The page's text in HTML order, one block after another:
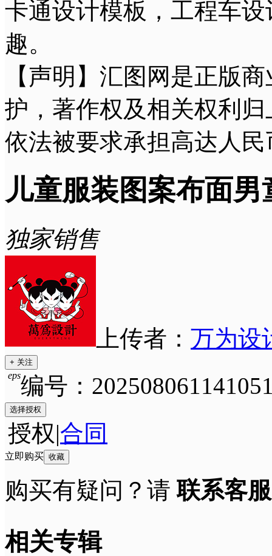
卡通设计模板，工程车
趣。
【声明】汇图网是正版
护，著作权及相关权利
依法被要求承担高达人
儿童服装图案布面男
独家销售
上传者： 万为设
+ 关注
编号：
eps
选择授权
授权|合同
立即购买 收藏
购买有疑问？请联系客服
相关专辑